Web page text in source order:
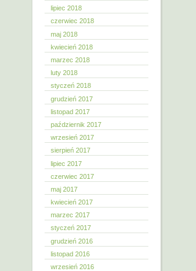
lipiec 2018
czerwiec 2018
maj 2018
kwiecień 2018
marzec 2018
luty 2018
styczeń 2018
grudzień 2017
listopad 2017
październik 2017
wrzesień 2017
sierpień 2017
lipiec 2017
czerwiec 2017
maj 2017
kwiecień 2017
marzec 2017
styczeń 2017
grudzień 2016
listopad 2016
wrzesień 2016